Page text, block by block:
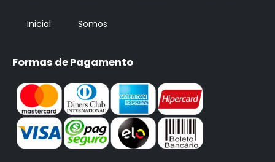
Inicial Somos
Formas de Pagamento